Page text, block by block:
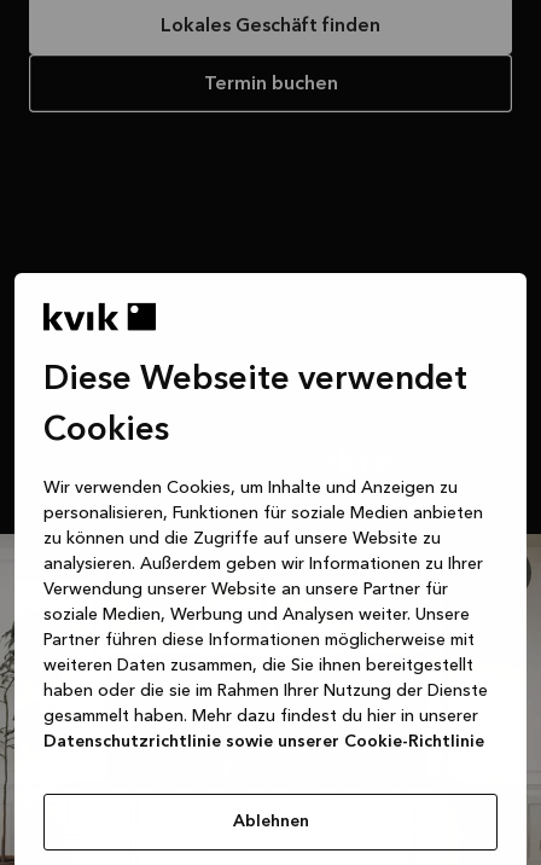
Diese Webseite verwendet
Cookies
Wir verwenden Cookies, um Inhalte und Anzeigen zu
personalisieren, Funktionen für soziale Medien anbieten
zu können und die Zugriffe auf unsere Website zu
analysieren. Außerdem geben wir Informationen zu Ihrer
Verwendung unserer Website an unsere Partner für
soziale Medien, Werbung und Analysen weiter. Unsere
Partner führen diese Informationen möglicherweise mit
weiteren Daten zusammen, die Sie ihnen bereitgestellt
haben oder die sie im Rahmen Ihrer Nutzung der Dienste
gesammelt haben. Mehr dazu findest du hier in unserer
Datenschutzrichtlinie sowie unserer Cookie-Richtlinie
Ablehnen
Lokales Geschäft finden
Termin buchen
Mix & Match
Farbpalette